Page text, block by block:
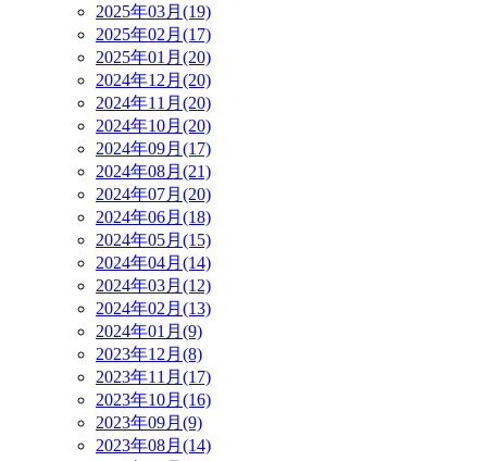
2025年03月(19)
2025年02月(17)
2025年01月(20)
2024年12月(20)
2024年11月(20)
2024年10月(20)
2024年09月(17)
2024年08月(21)
2024年07月(20)
2024年06月(18)
2024年05月(15)
2024年04月(14)
2024年03月(12)
2024年02月(13)
2024年01月(9)
2023年12月(8)
2023年11月(17)
2023年10月(16)
2023年09月(9)
2023年08月(14)